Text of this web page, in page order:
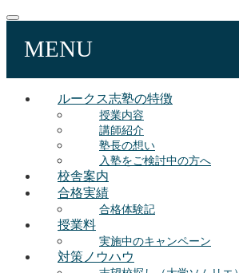
MENU
ルークス志塾の特徴
授業内容
講師紹介
塾長の想い
入塾をご検討中の方へ
校舎案内
合格実績
合格体験記
授業料
実施中のキャンペーン
対策ノウハウ